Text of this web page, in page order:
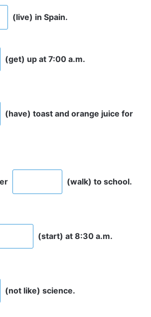
(live) in Spain.
(get) up at 7:00 a.m.
(have) toast and orange juice for
(walk) to school.
(start) at 8:30 a.m.
(not like) science.